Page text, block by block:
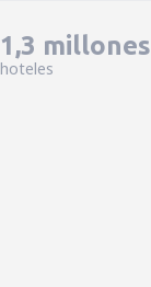
1,3 millones
hoteles